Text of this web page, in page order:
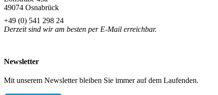
49074 Osnabrück
+49 (0) 541 298 24
Derzeit sind wir am besten per E-Mail erreichbar.
Newsletter
Mit unserem Newsletter bleiben Sie immer auf dem Laufenden.